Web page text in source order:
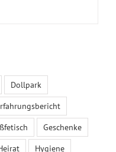
Dollpark
Geschenke
Hygiene
F S
2
7 8
9